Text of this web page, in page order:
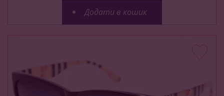
Додати в кошик